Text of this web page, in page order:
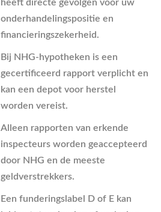
heeft directe gevolgen voor uw
onderhandelingspositie en
financieringszekerheid.
Bij NHG-hypotheken is een
gecertificeerd rapport verplicht en
kan een depot voor herstel
worden vereist.
Alleen rapporten van erkende
inspecteurs worden geaccepteerd
door NHG en de meeste
geldverstrekkers.
Een funderingslabel D of E kan